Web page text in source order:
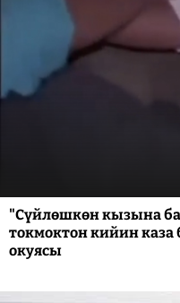
"Сүйлөшкөн кызына
токмоктон кийин
окуясы